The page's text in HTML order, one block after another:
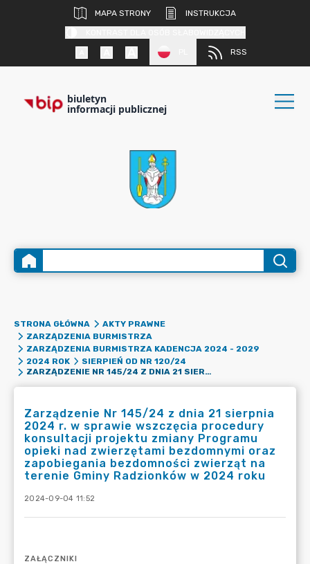
MAPA STRONY
INSTRUKCJA
RSS
biuletyn
informacji publicznej
STRONA GŁÓWNA
AKTY PRAWNE
ZARZĄDZENIA BURMISTRZA
ZARZĄDZENIA BURMISTRZA KADENCJA 2024 - 2029
2024 ROK
SIERPIEŃ OD NR 120/24
ZARZĄDZENIE NR 145/24 Z DNIA 21 SIERPNIA 2024 R. W SPRAWIE WSZCZĘCIA PROCEDURY KONSULTACJI PROJEKTU ZMIANY PROGRAMU OPIEKI NAD ZWIERZĘTAMI BEZDOMNYMI ORAZ ZAPOBIEGANIA BEZDOMNOŚCI ZWIERZĄT NA TERENIE GMINY RADZIONKÓW W 2024 ROKU
Zarządzenie Nr 145/24 z dnia 21 sierpnia
2024 r. w sprawie wszczęcia procedury
konsultacji projektu zmiany Programu
opieki nad zwierzętami bezdomnymi oraz
zapobiegania bezdomności zwierząt na
terenie Gminy Radzionków w 2024 roku
2024-09-04 11:52
ZAŁĄCZNIKI